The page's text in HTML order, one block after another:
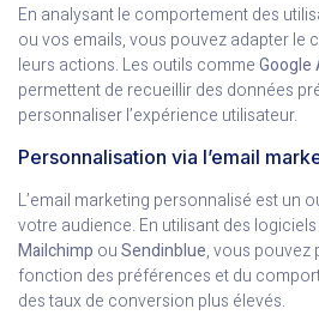
En analysant le comportement des
ou vos emails, vous pouvez adapter le
leurs actions. Les outils commeGoogle
permettent de recueillir des données
personnaliser l’expérience utilisateur.
Personnalisation via l’email
L’email marketing personnalisé est un
votre audience. En utilisant des
Mailchimp ouSendinblue, vous pouvez
fonction des préférences et du
des taux de conversion plus élevés.